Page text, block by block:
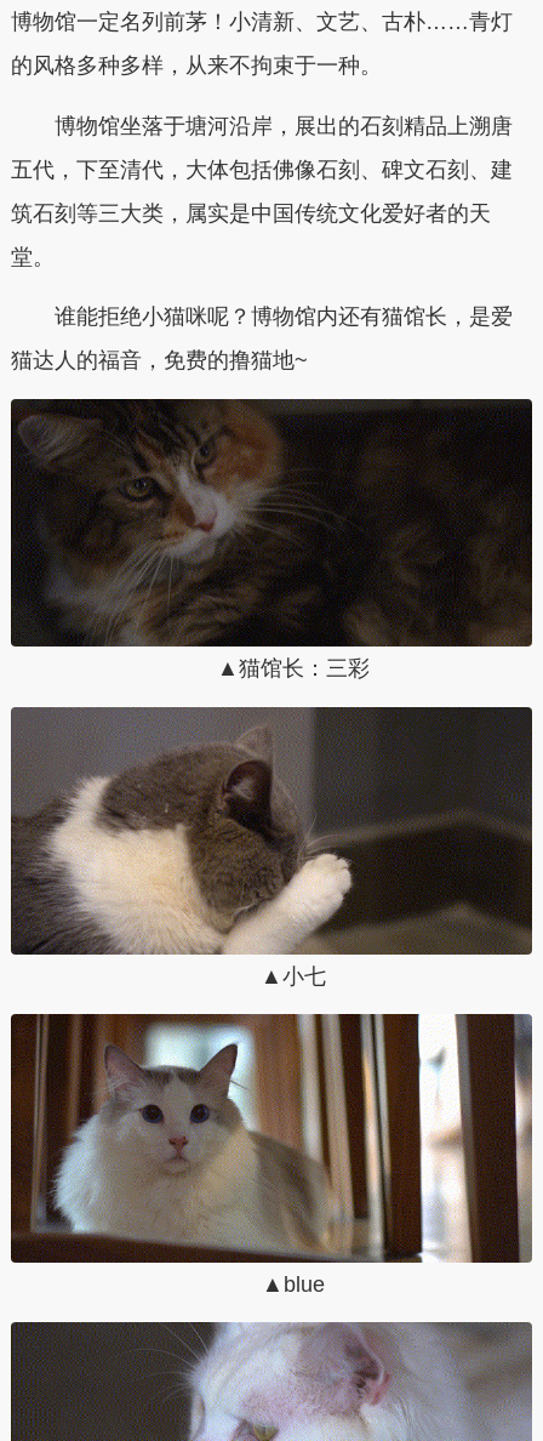
博物馆一定名列前茅！小清新、文艺、古朴……青灯
的风格多种多样，从来不拘束于一种。
博物馆坐落于塘河沿岸，展出的石刻精品上溯唐
五代，下至清代，大体包括佛像石刻、碑文石刻、建
筑石刻等三大类，属实是中国传统文化爱好者的天
堂。
谁能拒绝小猫咪呢？博物馆内还有猫馆长，是爱
猫达人的福音，免费的撸猫地~
▲猫馆长：三彩
▲小七
▲blue